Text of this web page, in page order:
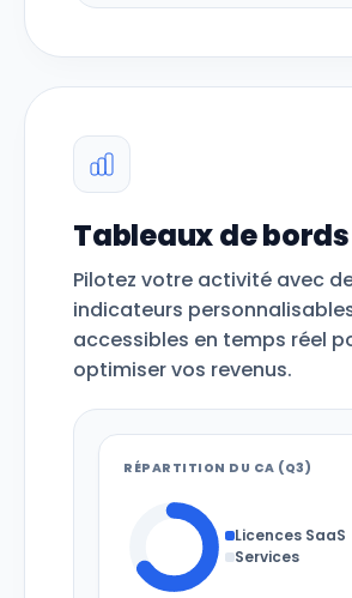
Tableaux de bords
Pilotez votre activité avec
indicateurs
accessibles en temps réel
optimiser vos revenus.
RÉPARTITION DU CA (Q3)
Licences SaaS
Services